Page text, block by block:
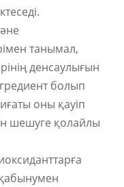
танымал,
денсаулығын
болып
оны қауіп
шешуге қолайлы